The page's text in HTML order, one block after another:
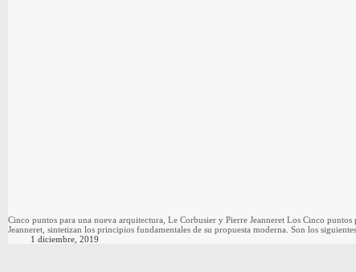
Cinco puntos para una nueva arquitectura, Le Corbusier y Pierre Jeanneret Los Cinco
Jeanneret, sintetizan los principios fundamentales de su propuesta moderna. Son los
1 diciembre, 2019